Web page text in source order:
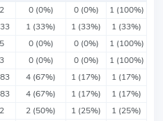
2 0 (0%) 0 (0%)
1 (100%)
1 (33%) 1 (33%)
1 (33%)
5 0 (0%) 0 (0%)
1 (100%)
3 0 (0%) 0 (0%)
1 (100%)
4 (67%) 1 (17%)
1 (17%)
4 (67%) 1 (17%)
1 (17%)
2 2 (50%) 1 (25%)
1 (25%)